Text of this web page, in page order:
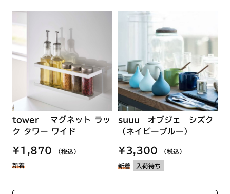
tower マグネット ラッ
ク タワー ワイド
¥1,870 （税込）
新着
suuu オブジェ シズク
（ネイビーブルー）
¥3,300 （税込）
新着 入荷待ち